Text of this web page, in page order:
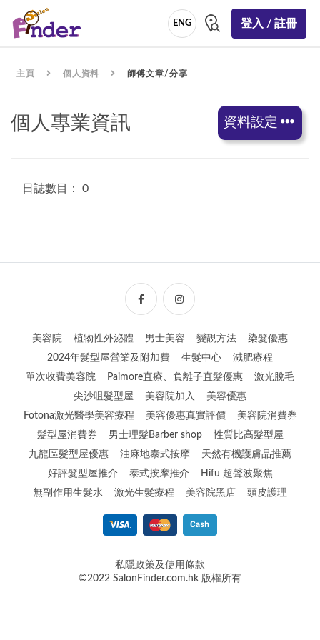
ENG 登入 / 註冊
主頁 個人資料 師傅文章/分享
個人專業資訊 資料設定
日誌數目： 0
美容院 植物性外泌體 男士美容 變靚方法
染髮優惠
2024年髮型屋營業及附加費
生髮中心
減肥療程
單次收費美容院
Paimore直療、負離子直髮優惠
激光脫毛
尖沙咀髮型屋
美容院加入
美容優惠
Fotona激光醫學美容療程
美容優惠真實評價
美容院消費券
髮型屋消費券
男士理髮Barber shop
性質比高髮型屋
九龍區髮型屋優惠
油麻地泰式按摩
天然有機護膚品推薦
好評髮型屋推介
泰式按摩推介
Hifu 超聲波聚焦
無副作用生髮水
激光生髮療程 美容院黑店 頭皮護理
私隱政策及使用條款
©2022 SalonFinder.com.hk 版權所有